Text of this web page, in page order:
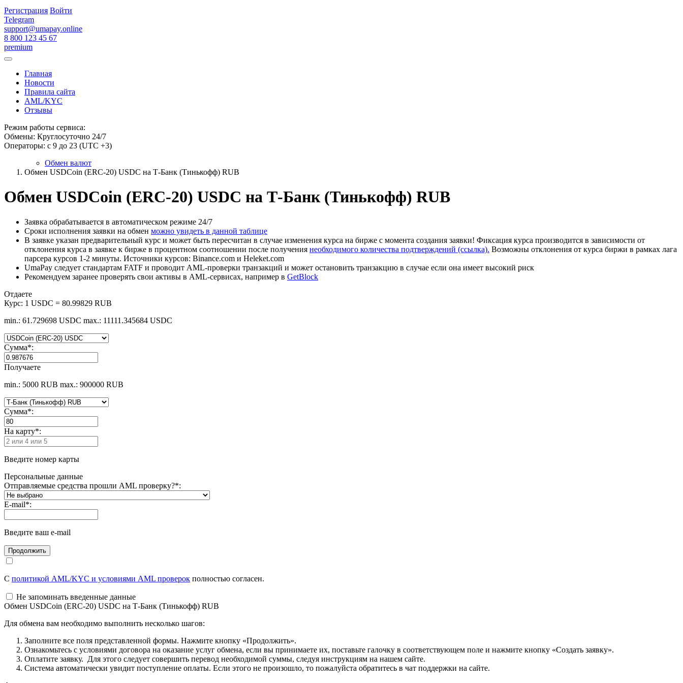
Регистрация Войти
Telegram
support@umapay.online
8 800 123 45 67
premium
Главная
Новости
Правила сайта
AML/KYC
Отзывы
Режим работы сервиса:
Обмены: Круглосуточно 24/7
Операторы: с 9 до 23 (UTC +3)
Обмен валют
Обмен USDCoin (ERC-20) USDC на Т-Банк (Тинькофф) RUB
Обмен USDCoin (ERC-20) USDC на Т-Банк (Тинькофф) RUB
Заявка обрабатывается в автоматическом режиме 24/7
Сроки исполнения заявки на обмен можно увидеть в данной таблице
В заявке указан предварительный курс и может быть пересчитан в случае изменения курса на бирже с момента создания заявки! Фиксация курса производится в зависимости от
отклонения курса в заявке к бирже в процентном соотношении после получения необходимого количества подтверждений (ссылка). Возможны отклонения от курса биржи в рамках лага
парсера курсов 1-2 минуты. Источники курсов: Binance.com и Heleket.com
UmaPay следует стандартам FATF и проводит AML-проверки транзакций и может остановить транзакцию в случае если она имеет высокий риск
Рекомендуем заранее проверять свои активы в AML-сервисах, например в GetBlock
Отдаете
Курс: 1 USDC = 80.99829 RUB
min.: 61.729698 USDC max.: 11111.345684 USDC
Сумма*:
Получаете
min.: 5000 RUB max.: 900000 RUB
Сумма*:
На карту*:
Введите номер карты
Персональные данные
Отправляемые средства прошли AML проверку?*:
E-mail*:
Введите ваш e-mail
С политикой AML/KYC и условиями AML проверок полностью согласен.
Не запоминать введенные данные
Обмен USDCoin (ERC-20) USDC на Т-Банк (Тинькофф) RUB
Для обмена вам необходимо выполнить несколько шагов:
Заполните все поля представленной формы. Нажмите кнопку «Продолжить».
Ознакомьтесь с условиями договора на оказание услуг обмена, если вы принимаете их, поставьте галочку в соответствующем поле и нажмите кнопку «Создать заявку».
Оплатите заявку. Для этого следует совершить перевод необходимой суммы, следуя инструкциям на нашем сайте.
Система автоматически увидит поступление оплаты. Если этого не произошло, то пожалуйста обратитесь в чат поддержки на сайте.